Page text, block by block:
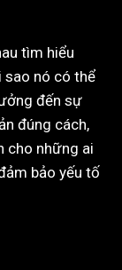
tìm hiểu
sao nó có thể
đến sự
đúng cách,
cho những ai
bảo yếu tố